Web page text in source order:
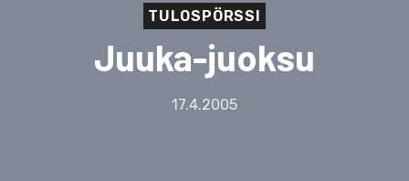
TULOSPÖRSSI
Juuka-juoksu
17.4.2005